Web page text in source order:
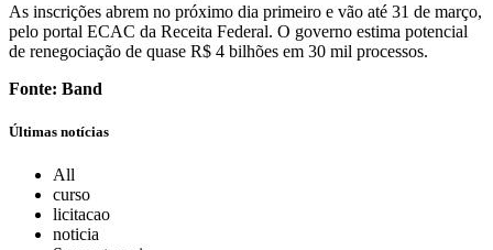
As inscrições abrem no próximo dia primeiro e vão até 31 de março,
pelo portal ECAC da Receita Federal. O governo estima potencial
de renegociação de quase R$ 4 bilhões em 30 mil processos.
Fonte: Band
Últimas notícias
All
curso
licitacao
noticia